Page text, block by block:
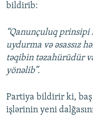
bildirib:
“Qanunçuluq prinsipi
uydurma və əsassız
təqibin təzahürüdür
yönəlib”.
Partiya bildirir ki, baş
işlərinin yeni